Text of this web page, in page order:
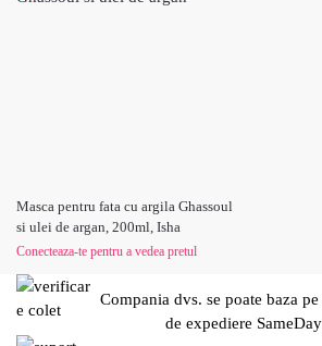
Masca pentru fata cu argila Ghassoul
si ulei de argan, 200ml, Isha
Conecteaza-te pentru a vedea pretul
Compania dvs. se poate baza
de expediere